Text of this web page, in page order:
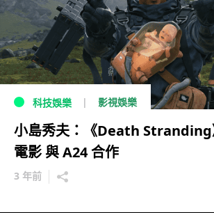
科技娛樂 影視娛樂
小島秀夫：《Death Stranding
電影 與 A24 合作
3 年前